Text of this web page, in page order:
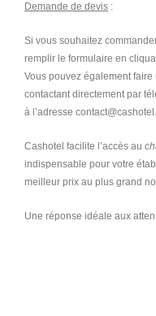
Demande de devis :
Si vous souhaitez
remplir le formulaire en
Vous pouvez également
contactant directement par
à l’adresse
Cashotel facilite l’accès au
indispensable pour votre
meilleur prix au plus grand
Une réponse idéale aux